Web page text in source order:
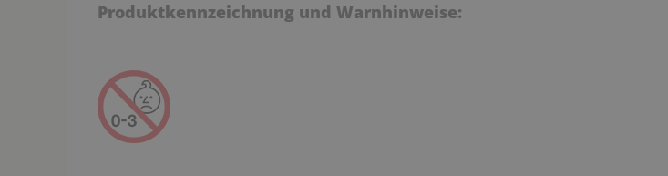
Produktkennzeichnung und Warnhinweise: